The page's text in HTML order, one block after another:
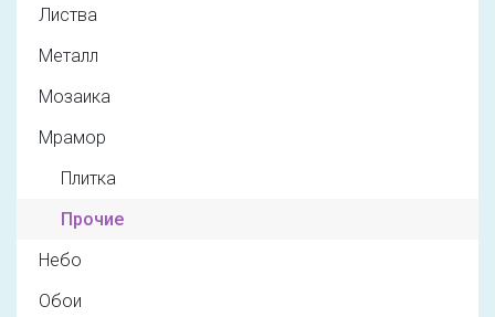
Листва
Металл
Мозаика
Мрамор
Плитка
Прочие
Небо
Обои